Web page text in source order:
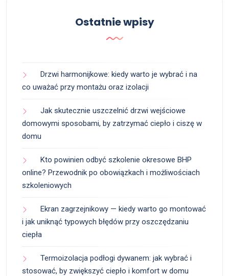
Ostatnie wpisy
Drzwi harmonijkowe: kiedy warto je wybrać i na
co uważać przy montażu oraz izolacji
Jak skutecznie uszczelnić drzwi wejściowe
domowymi sposobami, by zatrzymać ciepło i ciszę w
domu
Kto powinien odbyć szkolenie okresowe BHP
online? Przewodnik po obowiązkach i możliwościach
szkoleniowych
Ekran zagrzejnikowy — kiedy warto go montować
i jak uniknąć typowych błędów przy oszczędzaniu
ciepła
Termoizolacja podłogi dywanem: jak wybrać i
stosować, by zwiększyć ciepło i komfort w domu